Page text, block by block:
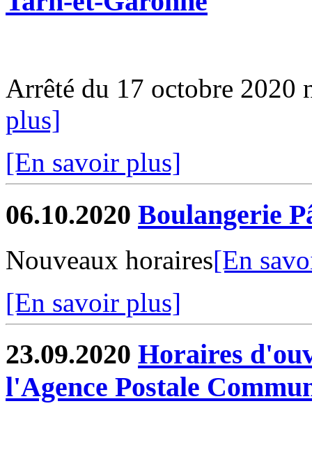
Arrêté du 17 octobre 2020
plus]
[En savoir plus]
06.10.2020 Boulangerie
Nouveaux horaires[En
[En savoir plus]
23.09.2020 Horaires
l'Agence Postale